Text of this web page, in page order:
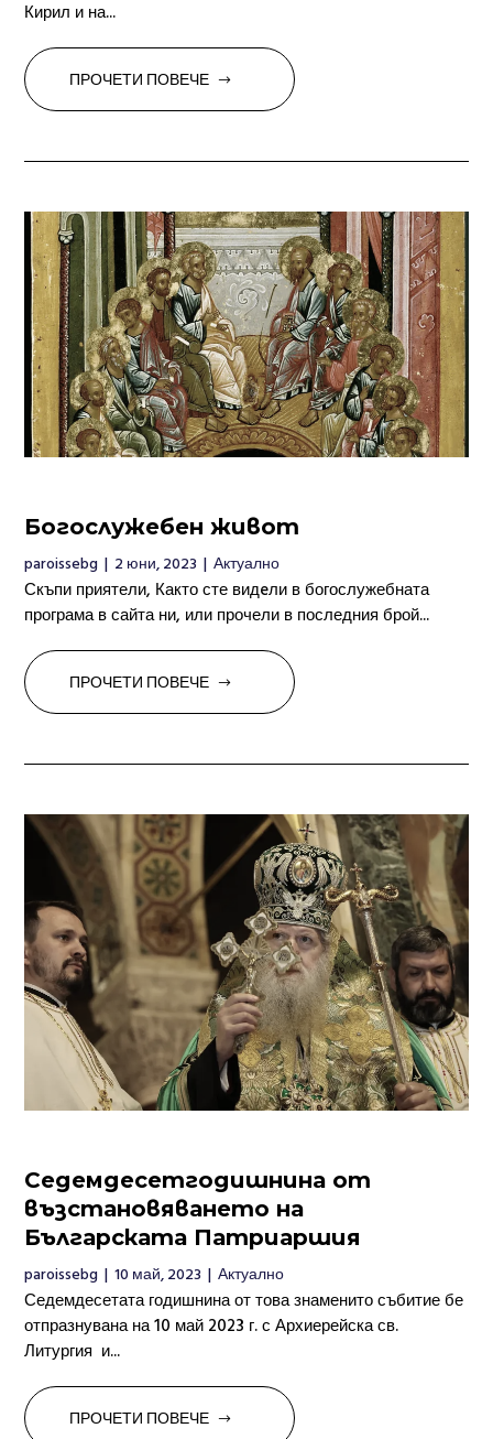
Кирил и на...
ПРОЧЕТИ ПОВЕЧЕ
Богослужебен живот
paroissebg | 2 юни, 2023 | Актуално
Скъпи приятели, Както сте видeли в богослужебната
програма в сайта ни, или прочели в последния брой...
ПРОЧЕТИ ПОВЕЧЕ
Седемдесетгодишнина от
възстановяването на
Българската Патриаршия
paroissebg | 10 май, 2023 | Актуално
Седемдесетата годишнина от това знаменито събитие бе
отпразнувана на 10 май 2023 г. с Архиерейска св.
Литургия и...
ПРОЧЕТИ ПОВЕЧЕ